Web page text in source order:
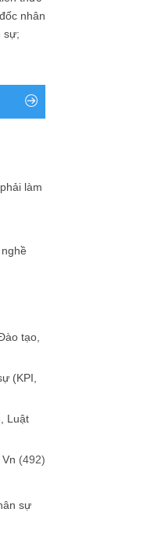
nhân
sự;
làm
tạo,
(KPI,
Luật
(492)
sự